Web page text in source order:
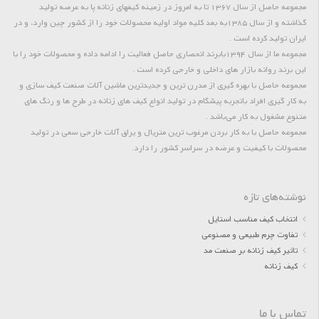
مجموعه حاصل از سال 1367 تا به امروز در زمینه کیفهای زنانه پا به عرصه تولید
گذاشته و از سال 1385به بعد کلیه مواد اولیه محصولات خود را از کشور چین وارد، و در
ایران تولید کرده است .
مجموعه ما از سال 1394بابرند انحصاری حاصل فعالیت را ادامه داده و محصولات خود را با
این برند روانه بازار های داخلی و خارجی کرده است .
مجموعه حاصل با بهره گیری از مدرن ترین و جدیدترین ماشین آلات صنعت کیف سازی و
به کار گیری افراد باتجربه پیشگام در تولید انواع کیف های زنانه در طرح ها و رنگ های
متنوع مشغول به کار می‌باشد .
مجموعه حاصل با به کار بردن مرغوب ترین متریال و یراق آلات خارجی سعی در تولید
محصولات با کیفیت و عرضه در سراسر کشور را دارد.
نوشته‌های تازه
انتخاب کیف مناسب استایل
تفاوت چرم طبیعی و مصنوعی
تاثیر کیف زنانه بر صنعت مد
کیف زنانه
تماس با ما